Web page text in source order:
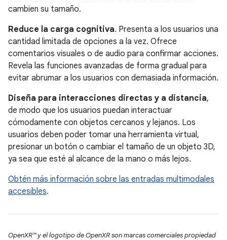
cambien su tamaño.
Reduce la carga cognitiva. Presenta a los usuarios una
cantidad limitada de opciones a la vez. Ofrece
comentarios visuales o de audio para confirmar acciones.
Revela las funciones avanzadas de forma gradual para
evitar abrumar a los usuarios con demasiada información.
Diseña para interacciones directas y a distancia,
de modo que los usuarios puedan interactuar
cómodamente con objetos cercanos y lejanos. Los
usuarios deben poder tomar una herramienta virtual,
presionar un botón o cambiar el tamaño de un objeto 3D,
ya sea que esté al alcance de la mano o más lejos.
Obtén más información sobre las entradas multimodales
accesibles.
OpenXR™ y el logotipo de OpenXR son marcas comerciales propiedad